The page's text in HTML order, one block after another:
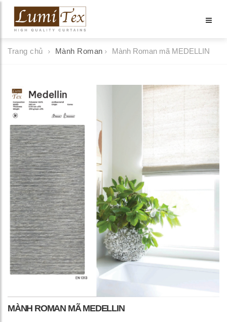
Trang chủ Mành Roman Mành Roman mã MEDELLIN
MÀNH ROMAN MÃ MEDELLIN